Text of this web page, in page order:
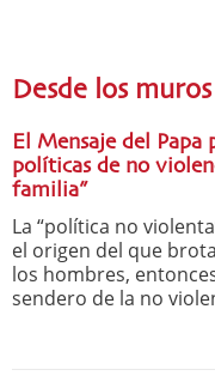
Desde los
El Mensaje del Papa
políticas de no
familia”
La “política no
el origen del que
los hombres,
sendero de la no